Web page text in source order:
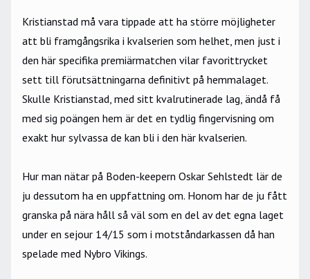
Kristianstad må vara tippade att ha större möjligheter
att bli framgångsrika i kvalserien som helhet, men just i
den här specifika premiärmatchen vilar favorittrycket
sett till förutsättningarna definitivt på hemmalaget.
Skulle Kristianstad, med sitt kvalrutinerade lag, ändå få
med sig poängen hem är det en tydlig fingervisning om
exakt hur sylvassa de kan bli i den här kvalserien.
Hur man nätar på Boden-keepern Oskar Sehlstedt lär de
ju dessutom ha en uppfattning om. Honom har de ju fått
granska på nära håll så väl som en del av det egna laget
under en sejour 14/15 som i motståndarkassen då han
spelade med Nybro Vikings.